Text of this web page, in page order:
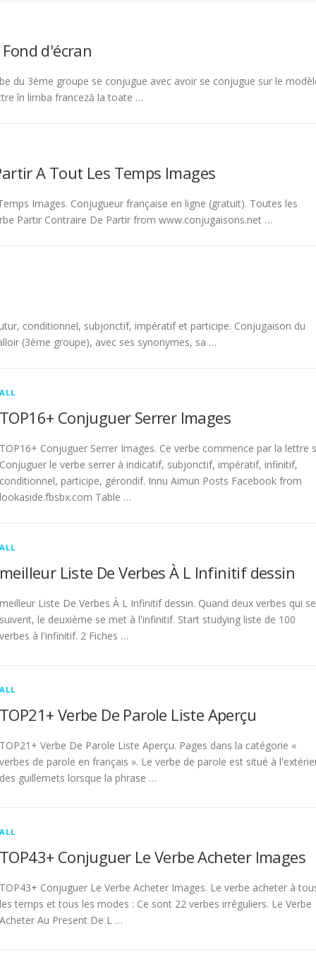
d'écran
du 3ème groupe se conjugue avec avoir se conjugue sur le
în limba franceză la toate …
A Tout Les Temps Images
Images. Conjugueur française en ligne (gratuit). Toutes les
Partir Contraire De Partir from www.conjugaisons.net …
conditionnel, subjonctif, impératif et participe. Conjugaison du
(3ème groupe), avec ses synonymes, sa …
ALL
TOP16+ Conjuguer Serrer Images
TOP16+ Conjuguer Serrer Images. Ce verbe commence par la lettre
Conjuguer le verbe serrer à indicatif, subjonctif, impératif, infinitif,
conditionnel, participe, gérondif. Innu Aimun Posts Facebook from
lookaside.fbsbx.com Table …
ALL
meilleur Liste De Verbes À L Infinitif dessin
meilleur Liste De Verbes À L Infinitif dessin. Quand deux verbes qui se
suivent, le deuxième se met à l'infinitif. Start studying liste de 100
verbes à l'infinitif. 2 Fiches …
ALL
TOP21+ Verbe De Parole Liste Aperçu
TOP21+ Verbe De Parole Liste Aperçu. Pages dans la catégorie «
verbes de parole en français ». Le verbe de parole est situé à
des guillemets lorsque la phrase …
ALL
TOP43+ Conjuguer Le Verbe Acheter Images
TOP43+ Conjuguer Le Verbe Acheter Images. Le verbe acheter à
les temps et tous les modes : Ce sont 22 verbes irréguliers. Le Verbe
Acheter Au Present De L …